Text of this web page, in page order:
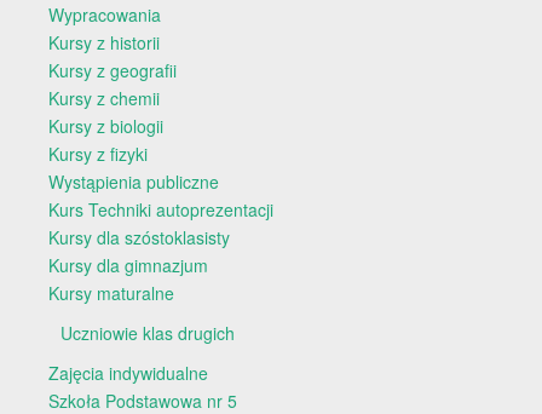
Wypracowania
Kursy z historii
Kursy z geografii
Kursy z chemii
Kursy z biologii
Kursy z fizyki
Wystąpienia publiczne
Kurs Techniki autoprezentacji
Kursy dla szóstoklasisty
Kursy dla gimnazjum
Kursy maturalne
Uczniowie klas drugich
Zajęcia indywidualne
Szkoła Podstawowa nr 5